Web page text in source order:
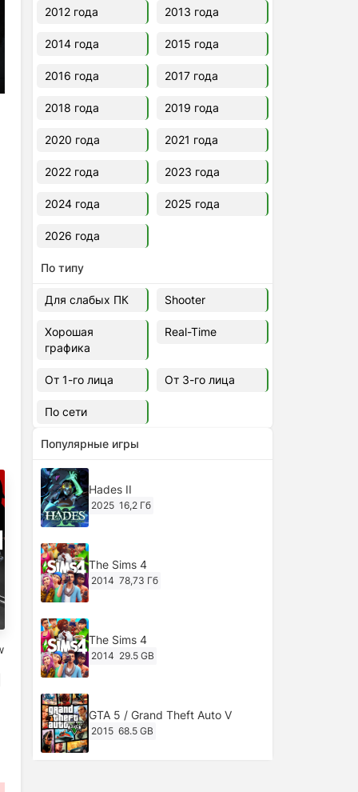
2012 года 2013 года
2014 года 2015 года
2016 года 2017 года
2018 года 2019 года
2020 года 2021 года
2022 года 2023 года
2024 года 2025 года
2026 года
По типу
Для слабых ПК Shooter
Хорошая
графика
Real-Time
От 1-го лица От 3-го лица
По сети
Популярные игры
Hades II
2025 16,2 Гб
The Sims 4
2014 78,73 Гб
The Sims 4
2014 29.5 GB
GTA 5 / Grand Theft Auto V
2015 68.5 GB